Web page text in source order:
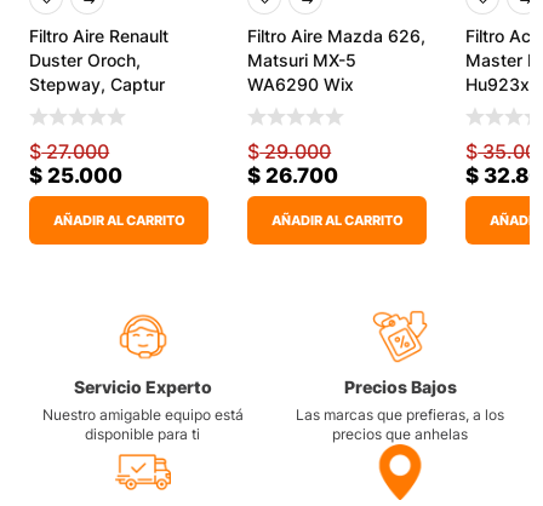
Filtro Aire Renault
Duster Oroch,
Stepway, Captur
Typer
$27.000
$ 25.000
AÑADIR AL CARRITO
Filtro Aire Mazda 626,
Matsuri MX-5
WA6290 Wix
$29.000
$ 26.700
AÑADIR AL CARRITO
Filtro
Master
Hu923x
$
$
AÑADIR
Servicio Experto
Nuestro amigable equipo está
disponible para ti
Precios Bajos
Las marcas que prefieras, a los
precios que anhelas